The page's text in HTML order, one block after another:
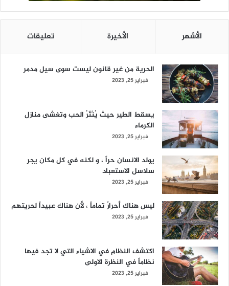
الأشهر الأخيرة تعليقات
الحرية من غير قانون ليست سوى سيل مدمر
فبراير 25, 2023
يسقط الطير حيث يُنْثَرُ الحب وتغشى منازل
الكرماء
فبراير 25, 2023
يولد الانسان حراً ، و لكنه في كل مكان يجر
سلاسل الاستعباد
فبراير 25, 2023
ليس هناك أحرارٌ تماماً ، لأن هناك عبيداً لحريتهم
فبراير 25, 2023
اكتشف النظام في الاشياء التي لا تجد فيها
نظاماً في النظرة الاولى
فبراير 25, 2023